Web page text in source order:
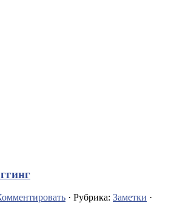
· Рубрика: Заметки ·